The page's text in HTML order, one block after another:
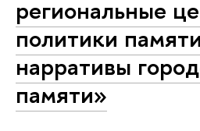
региональные
политики
нарративы
памяти»